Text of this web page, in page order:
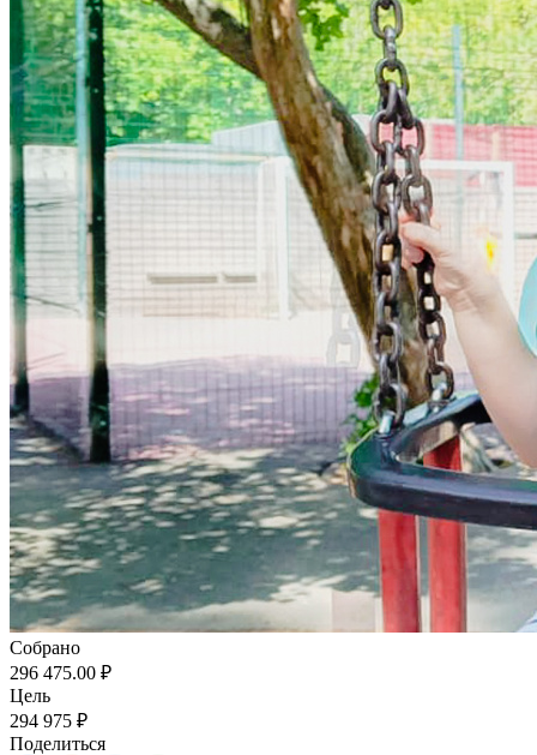
Собрано
296 475.00 ₽
Цель
294 975 ₽
Поделиться